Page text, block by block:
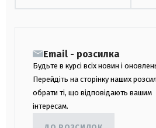
Email - розсилка
Будьте в курсі всіх новин і
Перейдіть на сторінку наших
обрати ті, що відповідають вашим
інтересам.